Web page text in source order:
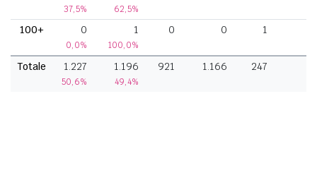
37,5% 62,5%
100+ 0
0,0%
1
100,0%
0 0 1
Totale 1.227
50,6%
1.196
49,4%
921 1.166 247